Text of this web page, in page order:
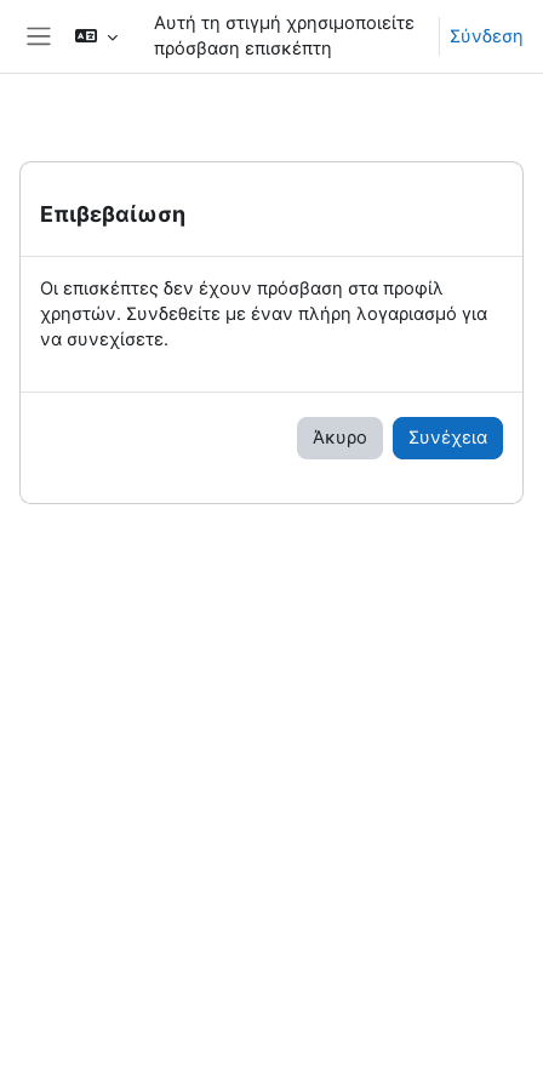
Μετάβαση στο κεντρικό περιεχόμενο
Πλευρικός πίνακας
Αυτή τη στιγμή χρησιμοποιείτε
πρόσβαση επισκέπτη
Σύνδεση
Επιβεβαίωση
Οι επισκέπτες δεν έχουν πρόσβαση στα προφίλ
χρηστών. Συνδεθείτε με έναν πλήρη λογαριασμό για
να συνεχίσετε.
Άκυρο Συνέχεια